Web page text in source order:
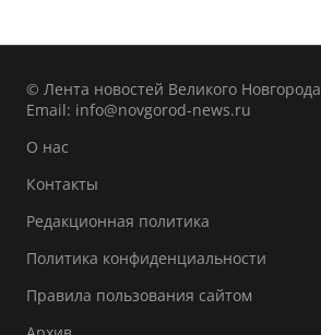
© Лента новостей Великого Новгорода
Email: info@novgorod-news.ru
О нас
Контакты
Редакционная политика
Политика конфиденциальности
Правила пользования сайтом